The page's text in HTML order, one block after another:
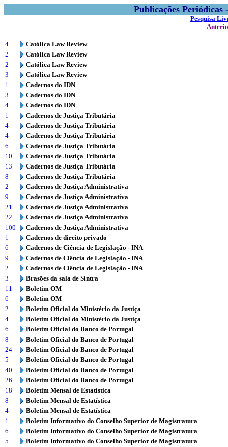
Publicações
Pesquisa
4
Católica Law Review
2
Católica Law Review
2
Católica Law Review
3
Católica Law Review
1
Cadernos do IDN
3
Cadernos do IDN
4
Cadernos do IDN
1
Cadernos de Justiça Tributária
4
Cadernos de Justiça Tributária
4
Cadernos de Justiça Tributária
6
Cadernos de Justiça Tributária
10
Cadernos de Justiça Tributária
13
Cadernos de Justiça Tributária
8
Cadernos de Justiça Tributária
2
Cadernos de Justiça Administrativa
9
Cadernos de Justiça Administrativa
21
Cadernos de Justiça Administrativa
22
Cadernos de Justiça Administrativa
100
Cadernos de Justiça Administrativa
1
Cadernos de direito privado
6
Cadernos de Ciência de Legislação - INA
9
Cadernos de Ciência de Legislação - INA
2
Cadernos de Ciência de Legislação - INA
3
Brasões da sala de Sintra
11
Boletim OM
6
Boletim OM
2
Boletim Oficial do Ministério da Justiça
4
Boletim Oficial do Ministério da Justiça
6
Boletim Oficial do Banco de Portugal
8
Boletim Oficial do Banco de Portugal
24
Boletim Oficial do Banco de Portugal
5
Boletim Oficial do Banco de Portugal
40
Boletim Oficial do Banco de Portugal
26
Boletim Oficial do Banco de Portugal
18
Boletim Mensal de Estatística
8
Boletim Mensal de Estatística
4
Boletim Mensal de Estatística
1
Boletim Informativo do Conselho Superior de Magistratura
6
Boletim Informativo do Conselho Superior de Magistratura
5
Boletim Informativo do Conselho Superior de Magistratura